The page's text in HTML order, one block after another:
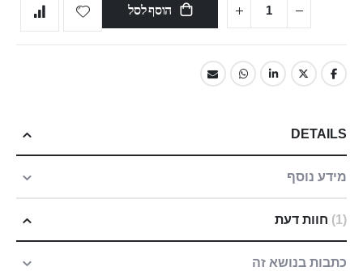
הוסף לסל
DETAILS
מידע נוסף
1 חוות דעת
כתבות בנושא זה